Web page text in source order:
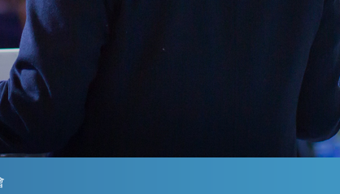
Contact Us
Member
Aerospace | Defense | Security